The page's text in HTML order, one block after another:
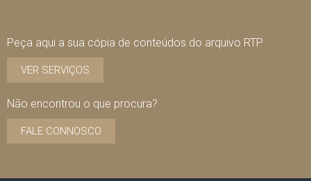
Peça aqui a sua cópia de conteúdos do arquivo RTP
VER SERVIÇOS
Não encontrou o que procura?
FALE CONNOSCO